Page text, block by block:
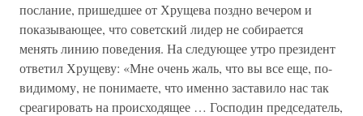
послание, пришедшее от Хрущева поздно вечером и
показывающее, что советский лидер не собирается
менять линию поведения. На следующее утро президент
ответил Хрущеву: «Мне очень жаль, что вы все еще, по-
видимому, не понимаете, что именно заставило нас так
среагировать на происходящее … Господин председатель,